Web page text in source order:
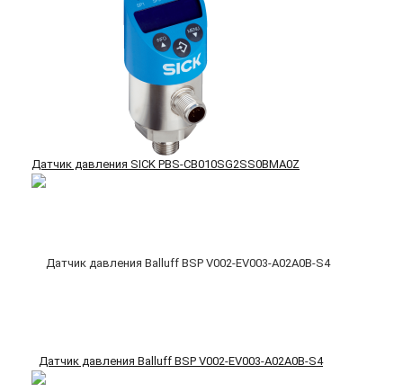
Датчик давления SICK PBS-CB010SG2SS0BMA0Z
Датчик давления Balluff BSP V002-EV003-A02A0B-S4